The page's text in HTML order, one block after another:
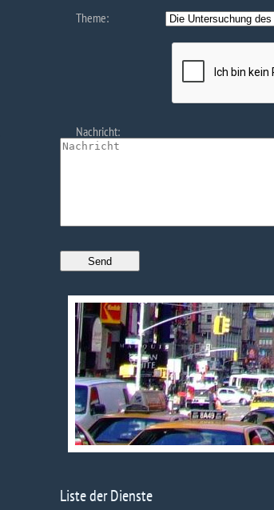
Theme:
Nachricht:
Liste der Dienste